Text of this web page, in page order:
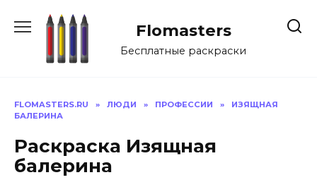
Flomasters
Бесплатные раскраски
FLOMASTERS.RU » ЛЮДИ » ПРОФЕССИИ »
ИЗЯЩНАЯ
БАЛЕРИНА
Раскраска Изящная
балерина